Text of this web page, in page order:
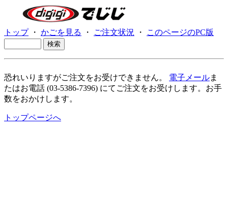
トップ・ かごを見る ・ ご注文状況 ・ このページのPC版
恐れいりますがご注文をお受けできません。 電子メールま
たはお電話 (03-5386-7396) にてご注文をお受けします。お手
数をおかけします。
トップページへ